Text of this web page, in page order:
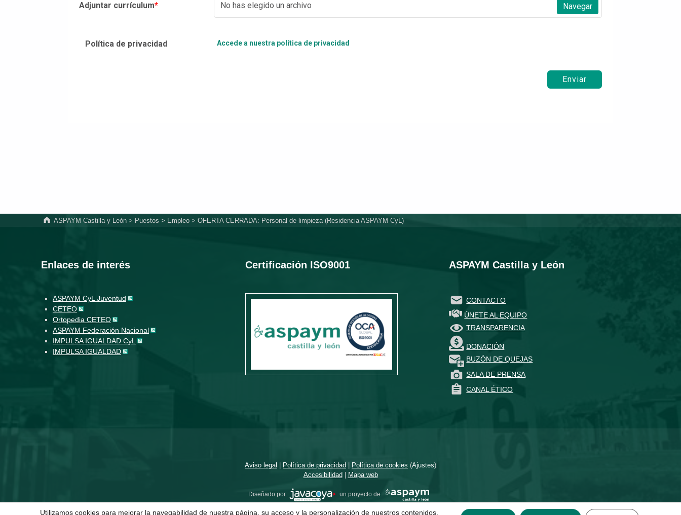
Adjuntar currículum* No has elegido un archivo Navegar
Política de privacidad Accede a nuestra política de privacidad
Enviar
ASPAYM Castilla y León> Puestos > Empleo> OFERTA CERRADA: Personal de limpieza (Residencia ASPAYM CyL)
Enlaces de interés
ASPAYM CyL Juventud
CETEO
Ortopedia CETEO
ASPAYM Federación Nacional
IMPULSA IGUALDAD CyL
IMPULSA IGUALDAD
Certificación ISO9001 ASPAYM Castilla y León
CONTACTO
ÚNETE AL EQUIPO
TRANSPARENCIA
DONACIÓN
BUZÓN DE QUEJAS
SALA DE PRENSA
CANAL ÉTICO
Aviso legal Política de privacidad Política de cookies (Ajustes)
Accesibilidad
Mapa web
Diseñado por un proyecto de
Utilizamos cookies para mejorar la navegabilidad de nuestra página, su acceso y la personalización de nuestros contenidos.